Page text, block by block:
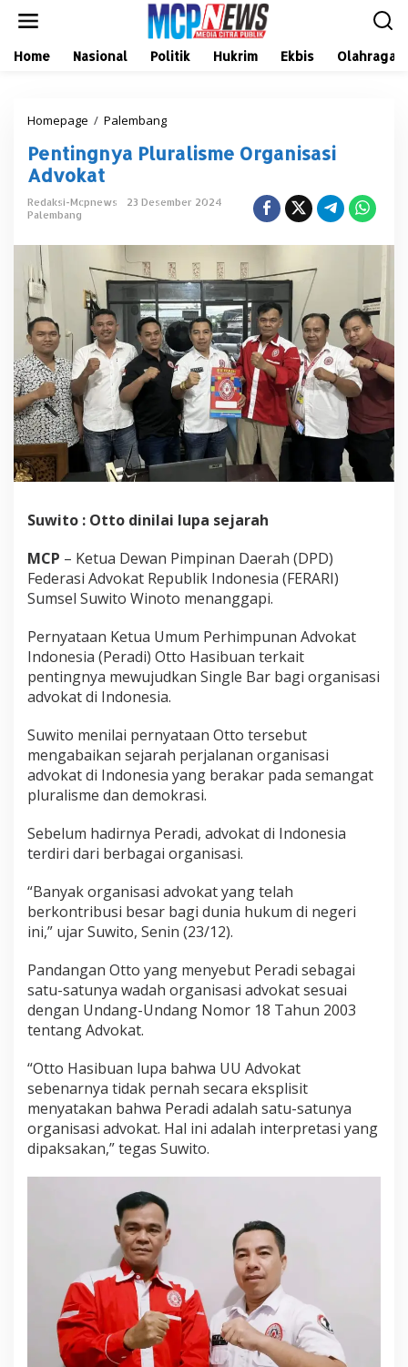
Home Nasional Politik Hukrim Ekbis Olahraga
Homepage / Palembang
n
n
a
P
l
u
r
a
l
s
r
g
n
i
a
s
i
v
o
k
a
Pentingnya Pluralisme Organisasi
Advokat
Redaksi-Mcpnews
23 Desember 2024
Palembang
Suwito : Otto dinilai lupa sejarah
MCP – Ketua Dewan Pimpinan Daerah (DPD)
Federasi Advokat Republik Indonesia (FERARI)
Sumsel Suwito Winoto menanggapi.
Pernyataan Ketua Umum Perhimpunan Advokat
Indonesia (Peradi) Otto Hasibuan terkait
pentingnya mewujudkan Single Bar bagi organisasi
advokat di Indonesia.
Suwito menilai pernyataan Otto tersebut
mengabaikan sejarah perjalanan organisasi
advokat di Indonesia yang berakar pada semangat
pluralisme dan demokrasi.
Sebelum hadirnya Peradi, advokat di Indonesia
terdiri dari berbagai organisasi.
“Banyak organisasi advokat yang telah
berkontribusi besar bagi dunia hukum di negeri
ini,” ujar Suwito, Senin (23/12).
Pandangan Otto yang menyebut Peradi sebagai
satu-satunya wadah organisasi advokat sesuai
dengan Undang-Undang Nomor 18 Tahun 2003
tentang Advokat.
“Otto Hasibuan lupa bahwa UU Advokat
sebenarnya tidak pernah secara eksplisit
menyatakan bahwa Peradi adalah satu-satunya
organisasi advokat. Hal ini adalah interpretasi yang
dipaksakan,” tegas Suwito.